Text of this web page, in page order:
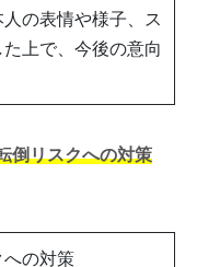
の表情や様子、ス
上で、今後の意向
倒リスクへの対策
への対策